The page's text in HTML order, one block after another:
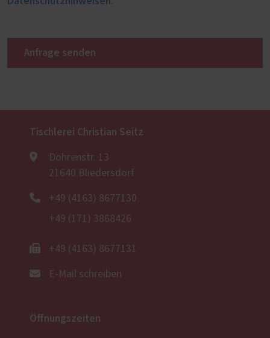
Anfrage senden
Tischlerei Christian Seitz
Dohrenstr. 13
21640 Bliedersdorf
+49 (4163) 8677130
+49 (171) 3868426
+49 (4163) 8677131
E-Mail schreiben
Öffnungszeiten